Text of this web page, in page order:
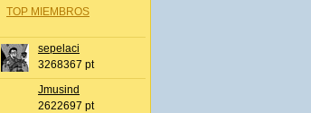
TOP MIEMBROS
sepelaci
3268367 pt
Jmusind
2622697 pt